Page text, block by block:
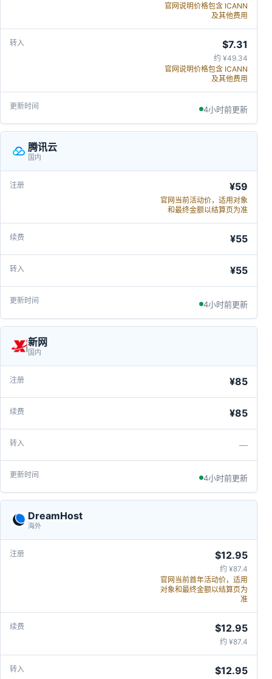
官网说明价格包含 ICANN
及其他费用
$7.31
约 ¥49.34
官网说明价格包含 ICANN
及其他费用
4小时前更新
腾讯云
国内
¥59
官网当前活动价，适用对象
和最终金额以结算页为准
¥55
¥55
4小时前更新
新网
国内
¥85
¥85
—
4小时前更新
DreamHost
海外
$12.95
约 ¥87.4
官网当前首年活动价，适用
对象和最终金额以结算页为
准
$12.95
约 ¥87.4
$12.95